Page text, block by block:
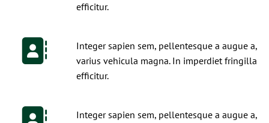
efficitur.
Integer sapien sem, pellentesque a augue a,
varius vehicula magna. In imperdiet fringilla
efficitur.
Integer sapien sem, pellentesque a augue a,